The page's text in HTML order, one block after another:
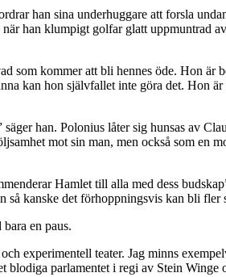
han sina underhuggare att forsla
han klumpigt golfar glatt uppmuntrad
som kommer att bli hennes öde. Hon är
kan hon självfallet inte göra det. Hon
han. Polonius låter sig hunsas av
mot sin man, men också som en
Hamlet till alla med dess
så kanske det förhoppningsvis kan bli fler
en paus.
experimentell teater. Jag minns
parlamentet i regi av Stein Winge